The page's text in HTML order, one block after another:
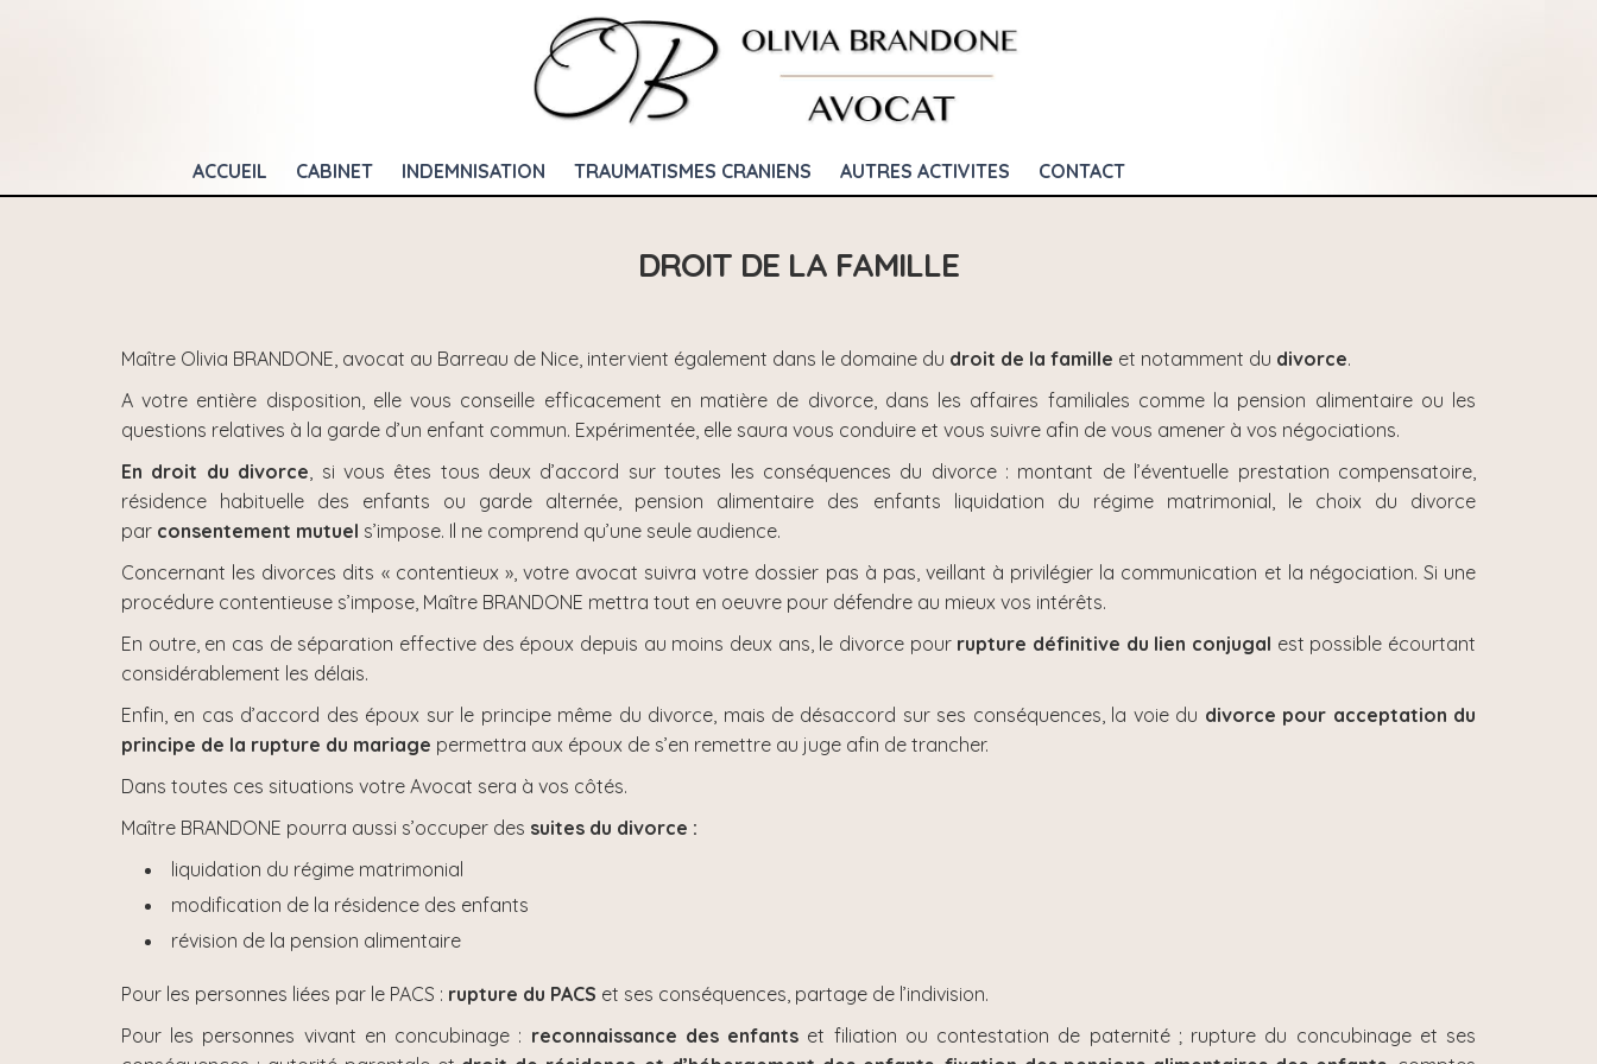
ACCUEIL CABINET INDEMNISATION TRAUMATISMES CRANIENS AUTRES ACTIVITES CONTACT
DROIT DE LA FAMILLE
Maître Olivia BRANDONE, avocat au Barreau de Nice, intervient également dans le domaine du droit de la famille et notamment du divorce.
A votre entière disposition, elle vous conseille efficacement en matière de divorce, dans les affaires familiales comme la pension alimentaire ou les
questions relatives à la garde d’un enfant commun. Expérimentée, elle saura vous conduire et vous suivre afin de vous amener à vos négociations.
En droit du divorce, si vous êtes tous deux d’accord sur toutes les conséquences du divorce : montant de l’éventuelle prestation compensatoire,
résidence habituelle des enfants ou garde alternée, pension alimentaire des enfants liquidation du régime matrimonial, le choix du divorce
par consentement mutuel s’impose. Il ne comprend qu’une seule audience.
Concernant les divorces dits « contentieux », votre avocat suivra votre dossier pas à pas, veillant à privilégier la communication et la négociation. Si une
procédure contentieuse s’impose, Maître BRANDONE mettra tout en oeuvre pour défendre au mieux vos intérêts.
En outre, en cas de séparation effective des époux depuis au moins deux ans, le divorce pour rupture définitive du lien conjugal est possible écourtant
considérablement les délais.
Enfin, en cas d’accord des époux sur le principe même du divorce, mais de désaccord sur ses conséquences, la voie du divorce pour acceptation du
principe de la rupture du mariage permettra aux époux de s’en remettre au juge afin de trancher.
Dans toutes ces situations votre Avocat sera à vos côtés.
Maître BRANDONE pourra aussi s’occuper des suites du divorce :
liquidation du régime matrimonial
modification de la résidence des enfants
révision de la pension alimentaire
Pour les personnes liées par le PACS : rupture du PACS et ses conséquences, partage de l’indivision.
Pour les personnes vivant en concubinage : reconnaissance des enfants et filiation ou contestation de paternité ; rupture du concubinage et ses